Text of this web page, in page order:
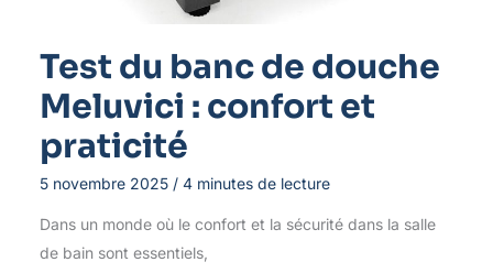
Test du banc de douche
Meluvici : confort et
praticité
5 novembre 2025 / 4 minutes de lecture
Dans un monde où le confort et la sécurité dans la salle
de bain sont essentiels,